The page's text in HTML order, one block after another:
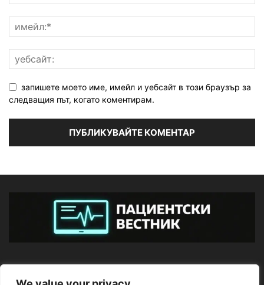
запишете моето име, имейл и уебсайт в този браузър за
следващия път, когато коментирам.